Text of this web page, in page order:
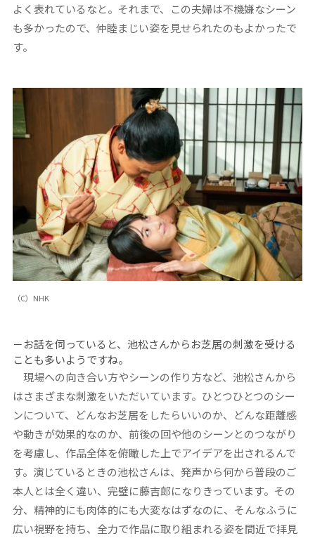
よく表れているなと。それまで、この夫婦は不機嫌なシーン
も多かったので、仲睦まじい姿を見せられたのもよかったで
す。
（C）NHK
－お話を伺っていると、池松さんからお芝居の刺激を受ける
ことも多いようですね。
現場への向き合い方やシーンの作り方など、池松さんから
はさまざまな刺激をいただいています。ひとつひとつのシー
ンについて、どんなお芝居をしたらいいのか、どんな距離感
や動きが効果的なのか、前後の回や他のシーンとのつながり
を考慮し、作品全体を俯瞰した上でアイデアを出されるんで
す。演じているときの池松さんは、発声から何から普段のご
本人とは全く違い、完璧に藤吉郎になりきっています。その
分、精神的にも肉体的にも大変なはずなのに、そんなふうに
広い視野を持ち、全力で作品に取り組まれる姿を間近で拝見